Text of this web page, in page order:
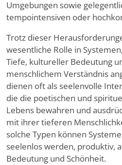
Umgebungen sowie
tempointensiven oder
Trotz dieser
wesentliche Rolle in
Tiefe, kultureller Bedeutung
menschlichem Verständnis
dienen oft als seelenvolle
die die poetischen und
Lebens bewahren und
mit ihrer tieferen
solche Typen können
seelenlos werden, produktiv,
Bedeutung und Schönheit.